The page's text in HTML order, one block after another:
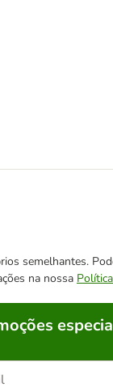
semelhantes.
na nossa